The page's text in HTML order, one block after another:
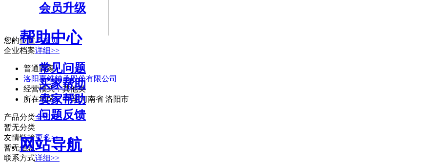
会员升级
帮助中心
常见问题
买家帮助
卖家帮助
问题反馈
网站导航
您的位置：首页
企业档案详细>>
普通商家
洛阳嘉维轴承股份有限公司
经营模式：其他类
所在地区：中国 河南省 洛阳市
产品分类全部>>
暂无分类
友情链接更多>>
暂无信息.
联系方式详细>>